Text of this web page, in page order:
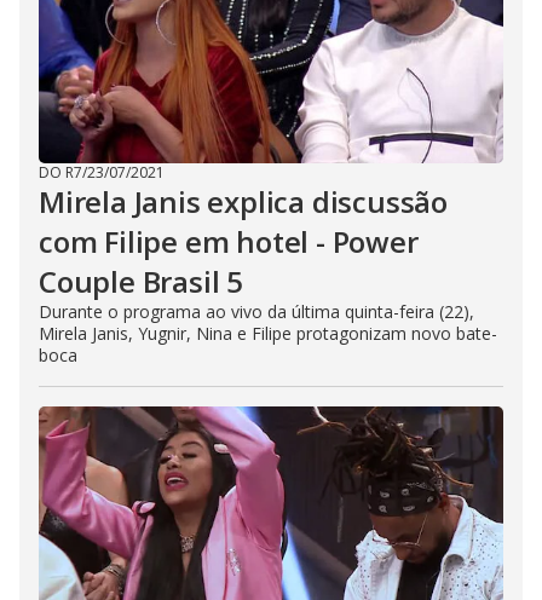
DO R7/23/07/2021
Mirela Janis explica discussão
com Filipe em hotel - Power
Couple Brasil 5
Durante o programa ao vivo da última quinta-feira (22),
Mirela Janis, Yugnir, Nina e Filipe protagonizam novo bate-
boca